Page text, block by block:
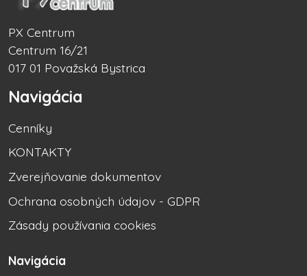
PX Centrum
Centrum 16/21
017 01 Považská Bystrica
Navigácia
Cenníky
KONTAKTY
Zverejňovanie dokumentov
Ochrana osobných údajov - GDPR
Zásady používania cookies
Navigácia